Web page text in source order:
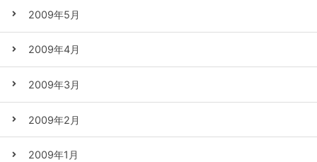
2009年5月
2009年4月
2009年3月
2009年2月
2009年1月